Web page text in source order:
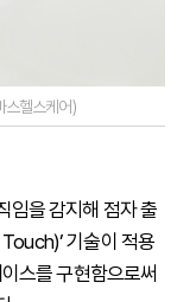
스헬스케어)
임을 감지해 점자 출
기술이 적용
스를 구현함으로써